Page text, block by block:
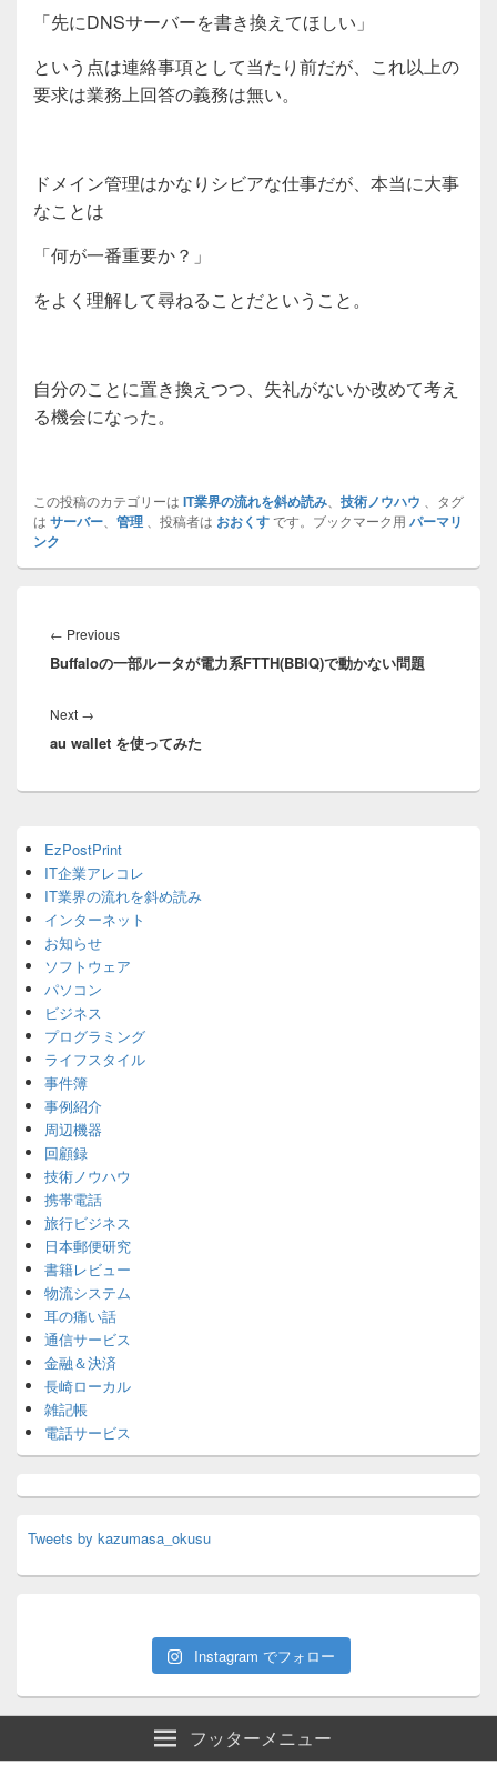
「先にDNSサーバーを書き換えてほしい」
という点は連絡事項として当たり前だが、これ以上の
要求は業務上回答の義務は無い。
ドメイン管理はかなりシビアな仕事だが、本当に大事
なことは
「何が一番重要か？」
をよく理解して尋ねることだということ。
自分のことに置き換えつつ、失礼がないか改めて考え
る機会になった。
この投稿のカテゴリーは IT業界の流れを斜め読み 技術ノウハウ 、タグ
は サーバー 管理 、投稿者は おおくすです。ブックマーク用 パーマリ
ンク
稿
ナ
ゲ
シ
← PreviousPrevious
post:
Buffaloの一部ルータが電力系FTTH(BBIQ)で動かない問題
Next →
post:
au wallet を使ってみた
Sidebar
Widget
Area
EzPostPrint
IT企業アレコレ
IT業界の流れを斜め読み
インターネット
お知らせ
ソフトウェア
パソコン
ビジネス
プログラミング
ライフスタイル
事件簿
事例紹介
周辺機器
回顧録
技術ノウハウ
携帯電話
旅行ビジネス
日本郵便研究
書籍レビュー
物流システム
耳の痛い話
通信サービス
金融＆決済
長崎ローカル
雑記帳
電話サービス
Tweets by kazumasa_okusu
Instagram でフォロー
フッターメニュー